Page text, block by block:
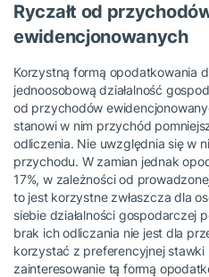
Ryczałt od
ewidencjonowanych
Korzystną formą opodatkowania
jednoosobową działalność
od przychodów
stanowi w nim przychód
odliczenia. Nie uwzględnia się w
przychodu. W zamian jednak
17%, w zależności od
to jest korzystne zwłaszcza dla
siebie działalności gospodarczej
brak ich odliczania nie jest dla
korzystać z preferencyjnej
zainteresowanie tą formą